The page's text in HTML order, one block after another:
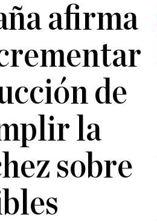
afirma
de
la
sobre